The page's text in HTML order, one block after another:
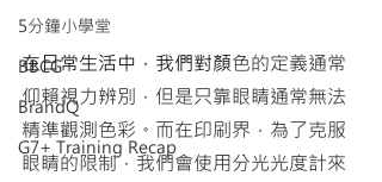
5分鐘小學堂
BBCG
BrandQ
G7+ Training Recap
在日常生活中，我們對顏色的定義通常
仰賴視力辨別，但是只靠眼睛通常無法
精準觀測色彩。而在印刷界，為了克服
眼睛的限制，我們會使用分光光度計來